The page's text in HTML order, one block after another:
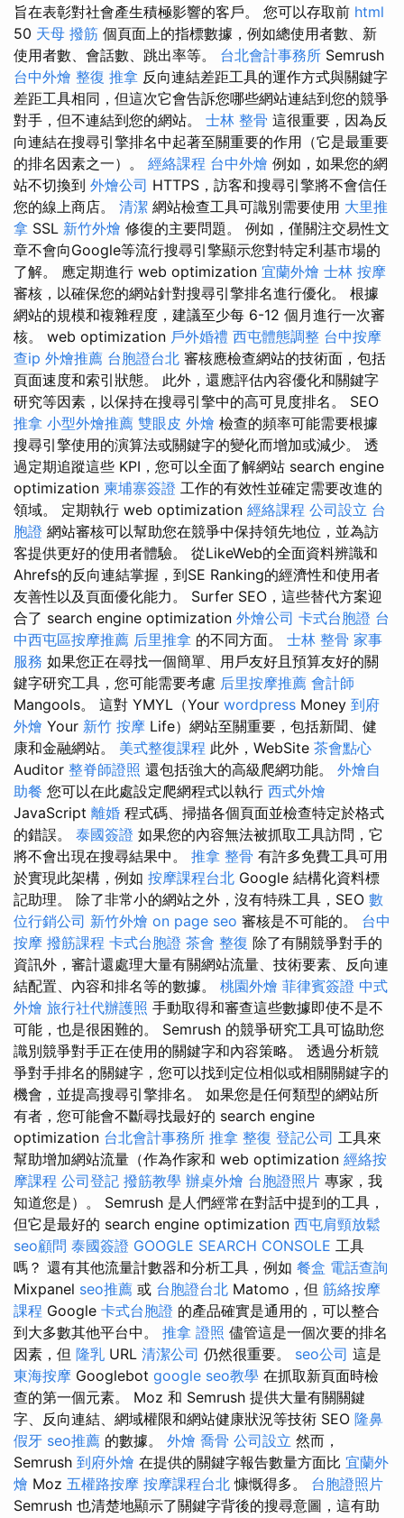
旨在表彰對社會產生積極影響的客戶。 您可以存取前 html
50 天母 撥筋 個頁面上的指標數據，例如總使用者數、新
使用者數、會話數、跳出率等。 台北會計事務所 Semrush
台中外燴 整復 推拿 反向連結差距工具的運作方式與關鍵字
差距工具相同，但這次它會告訴您哪些網站連結到您的競爭
對手，但不連結到您的網站。 士林 整骨 這很重要，因為反
向連結在搜尋引擎排名中起著至關重要的作用（它是最重要
的排名因素之一）。 經絡課程 台中外燴 例如，如果您的網
站不切換到 外燴公司 HTTPS，訪客和搜尋引擎將不會信任
您的線上商店。 清潔 網站檢查工具可識別需要使用 大里推
拿 SSL 新竹外燴 修復的主要問題。 例如，僅關注交易性文
章不會向Google等流行搜尋引擎顯示您對特定利基市場的
了解。 應定期進行 web optimization 宜蘭外燴 士林 按摩
審核，以確保您的網站針對搜尋引擎排名進行優化。 根據
網站的規模和複雜程度，建議至少每 6-12 個月進行一次審
核。 web optimization 戶外婚禮 西屯體態調整 台中按摩
查ip 外燴推薦 台胞證台北 審核應檢查網站的技術面，包括
頁面速度和索引狀態。 此外，還應評估內容優化和關鍵字
研究等因素，以保持在搜尋引擎中的高可見度排名。 SEO
推拿 小型外燴推薦 雙眼皮 外燴 檢查的頻率可能需要根據
搜尋引擎使用的演算法或關鍵字的變化而增加或減少。 透
過定期追蹤這些 KPI，您可以全面了解網站 search engine
optimization 柬埔寨簽證 工作的有效性並確定需要改進的
領域。 定期執行 web optimization 經絡課程 公司設立 台
胞證 網站審核可以幫助您在競爭中保持領先地位，並為訪
客提供更好的使用者體驗。 從LikeWeb的全面資料辨識和
Ahrefs的反向連結掌握，到SE Ranking的經濟性和使用者
友善性以及頁面優化能力。 Surfer SEO，這些替代方案迎
合了 search engine optimization 外燴公司 卡式台胞證 台
中西屯區按摩推薦 后里推拿 的不同方面。 士林 整骨 家事
服務 如果您正在尋找一個簡單、用戶友好且預算友好的關
鍵字研究工具，您可能需要考慮 后里按摩推薦 會計師
Mangools。 這對 YMYL（Your wordpress Money 到府
外燴 Your 新竹 按摩 Life）網站至關重要，包括新聞、健
康和金融網站。 美式整復課程 此外，WebSite 茶會點心
Auditor 整脊師證照 還包括強大的高級爬網功能。 外燴自
助餐 您可以在此處設定爬網程式以執行 西式外燴
JavaScript 離婚 程式碼、掃描各個頁面並檢查特定於格式
的錯誤。 泰國簽證 如果您的內容無法被抓取工具訪問，它
將不會出現在搜尋結果中。 推拿 整骨 有許多免費工具可用
於實現此架構，例如 按摩課程台北 Google 結構化資料標
記助理。 除了非常小的網站之外，沒有特殊工具，SEO 數
位行銷公司 新竹外燴 on page seo 審核是不可能的。 台中
按摩 撥筋課程 卡式台胞證 茶會 整復 除了有關競爭對手的
資訊外，審計還處理大量有關網站流量、技術要素、反向連
結配置、內容和排名等的數據。 桃園外燴 菲律賓簽證 中式
外燴 旅行社代辦護照 手動取得和審查這些數據即使不是不
可能，也是很困難的。 Semrush 的競爭研究工具可協助您
識別競爭對手正在使用的關鍵字和內容策略。 透過分析競
爭對手排名的關鍵字，您可以找到定位相似或相關關鍵字的
機會，並提高搜尋引擎排名。 如果您是任何類型的網站所
有者，您可能會不斷尋找最好的 search engine
optimization 台北會計事務所 推拿 整復 登記公司 工具來
幫助增加網站流量（作為作家和 web optimization 經絡按
摩課程 公司登記 撥筋教學 辦桌外燴 台胞證照片 專家，我
知道您是）。 Semrush 是人們經常在對話中提到的工具，
但它是最好的 search engine optimization 西屯肩頸放鬆
seo顧問 泰國簽證 GOOGLE SEARCH CONSOLE 工具
嗎？ 還有其他流量計數器和分析工具，例如 餐盒 電話查詢
Mixpanel seo推薦 或 台胞證台北 Matomo，但 筋絡按摩
課程 Google 卡式台胞證 的產品確實是通用的，可以整合
到大多數其他平台中。 推拿 證照 儘管這是一個次要的排名
因素，但 隆乳 URL 清潔公司 仍然很重要。 seo公司 這是
東海按摩 Googlebot google seo教學 在抓取新頁面時檢
查的第一個元素。 Moz 和 Semrush 提供大量有關關鍵
字、反向連結、網域權限和網站健康狀況等技術 SEO 隆鼻
假牙 seo推薦 的數據。 外燴 喬骨 公司設立 然而，
Semrush 到府外燴 在提供的關鍵字報告數量方面比 宜蘭外
燴 Moz 五權路按摩 按摩課程台北 慷慨得多。 台胞證照片
Semrush 也清楚地顯示了關鍵字背後的搜尋意圖，這有助